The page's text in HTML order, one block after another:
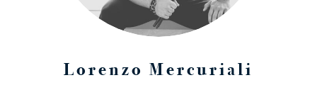
Lorenzo Mercuriali